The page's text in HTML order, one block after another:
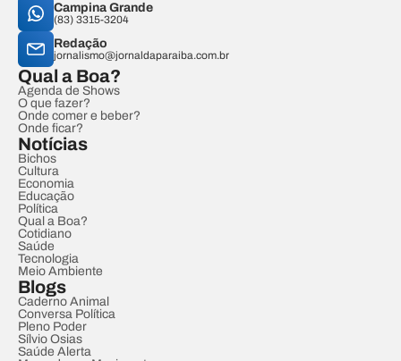
Campina Grande
(83) 3315-3204
Redação
jornalismo@jornaldaparaiba.com.br
Qual a Boa?
Agenda de Shows
O que fazer?
Onde comer e beber?
Onde ficar?
Notícias
Bichos
Cultura
Economia
Educação
Política
Qual a Boa?
Cotidiano
Saúde
Tecnologia
Meio Ambiente
Blogs
Caderno Animal
Conversa Política
Pleno Poder
Sílvio Osias
Saúde Alerta